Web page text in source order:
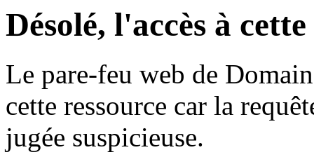
Désolé, l'accès à
Le pare-feu web de
cette ressource car la
jugée suspicieuse.